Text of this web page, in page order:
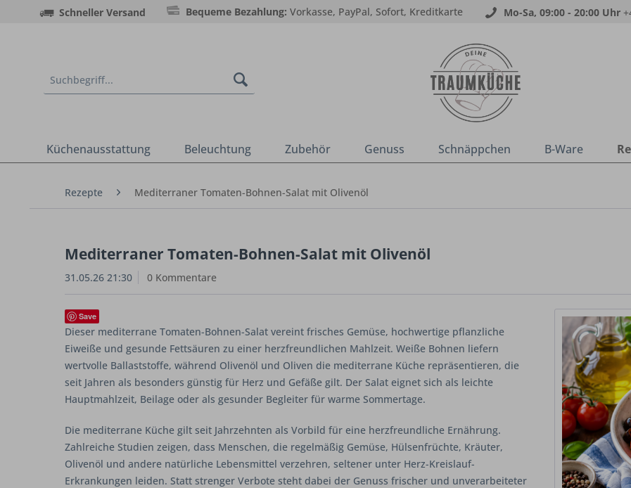
Schneller Versand Bequeme Bezahlung: Vorkasse, PayPal, Sofort, Kreditkarte Mo-Sa, 09:00 - 20:00 Uhr
Küchenausstattung Beleuchtung Zubehör Genuss Schnäppchen B-Ware
Rezepte Mediterraner Tomaten-Bohnen-Salat mit Olivenöl
Mediterraner Tomaten-Bohnen-Salat mit Olivenöl
31.05.26 21:30 0 Kommentare
Save
Dieser mediterrane Tomaten-Bohnen-Salat vereint frisches Gemüse, hochwertige pflanzliche
Eiweiße und gesunde Fettsäuren zu einer herzfreundlichen Mahlzeit. Weiße Bohnen liefern
wertvolle Ballaststoffe, während Olivenöl und Oliven die mediterrane Küche repräsentieren, die
seit Jahren als besonders günstig für Herz und Gefäße gilt. Der Salat eignet sich als leichte
Hauptmahlzeit, Beilage oder als gesunder Begleiter für warme Sommertage.
Die mediterrane Küche gilt seit Jahrzehnten als Vorbild für eine herzfreundliche Ernährung.
Zahlreiche Studien zeigen, dass Menschen, die regelmäßig Gemüse, Hülsenfrüchte, Kräuter,
Olivenöl und andere natürliche Lebensmittel verzehren, seltener unter Herz-Kreislauf-
Erkrankungen leiden. Statt strenger Verbote steht dabei der Genuss frischer und unverarbeiteter